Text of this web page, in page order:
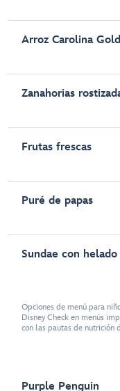
Arroz Carolina Gold
Zanahorias
Frutas frescas
Puré de papas
Sundae con
Opciones de menú para
Disney Check en menús
con las pautas de nutrición
Purple Penguin